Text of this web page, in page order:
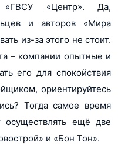
«ГВСУ «Центр». Да,
и авторов «Мира
из-за этого не стоит.
– компании опытные и
его для спокойствия
ориентируйтесь
Тогда самое время
осуществлять ещё две
и «Бон Тон».